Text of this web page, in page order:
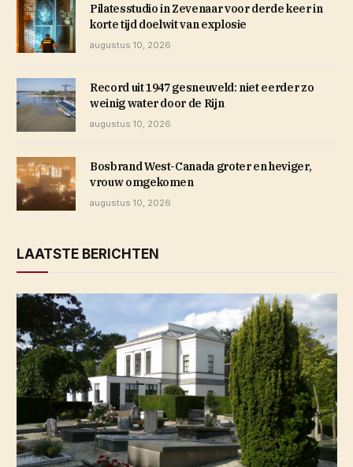
Pilatesstudio in Zevenaar voor derde keer in
korte tijd doelwit van explosie
augustus 10, 2026
Record uit 1947 gesneuveld: niet eerder zo
weinig water door de Rijn
augustus 10, 2026
Bosbrand West-Canada groter en heviger,
vrouw omgekomen
augustus 10, 2026
LAATSTE BERICHTEN